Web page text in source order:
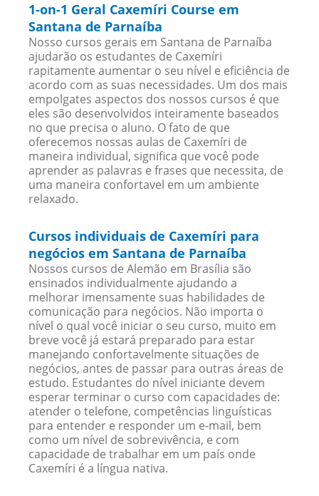
1-on-1 Geral Caxemíri Course em
Santana de Parnaíba
Nosso cursos gerais em Santana de Parnaíba
ajudarão os estudantes de Caxemíri
rapitamente aumentar o seu nível e eficiência de
acordo com as suas necessidades. Um dos mais
empolgates aspectos dos nossos cursos é que
eles são desenvolvidos inteiramente baseados
no que precisa o aluno. O fato de que
oferecemos nossas aulas de Caxemíri de
maneira individual, significa que você pode
aprender as palavras e frases que necessita, de
uma maneira confortavel em um ambiente
relaxado.
Cursos individuais de Caxemíri para
negócios em Santana de Parnaíba
Nossos cursos de Alemão em Brasília são
ensinados individualmente ajudando a
melhorar imensamente suas habilidades de
comunicação para negócios. Não importa o
nível o qual você iniciar o seu curso, muito em
breve você já estará preparado para estar
manejando confortavelmente situações de
negócios, antes de passar para outras áreas de
estudo. Estudantes do nível iniciante devem
esperar terminar o curso com capacidades de:
atender o telefone, competências linguísticas
para entender e responder um e-mail, bem
como um nível de sobrevivência, e com
capacidade de trabalhar em um país onde
Caxemíri é a língua nativa.